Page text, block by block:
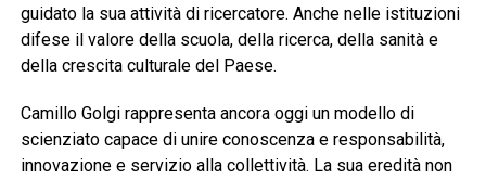
guidato la sua attività di ricercatore. Anche nelle istituzioni
difese il valore della scuola, della ricerca, della sanità e
della crescita culturale del Paese.
Camillo Golgi rappresenta ancora oggi un modello di
scienziato capace di unire conoscenza e responsabilità,
innovazione e servizio alla collettività. La sua eredità non